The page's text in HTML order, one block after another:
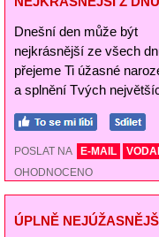
Dnešní den může být
nejkrásnější ze všech
přejeme Ti úžasné
a splnění Tvých
POSLAT NA E-MAIL
OHODNOCENO
ÚPLNĚ